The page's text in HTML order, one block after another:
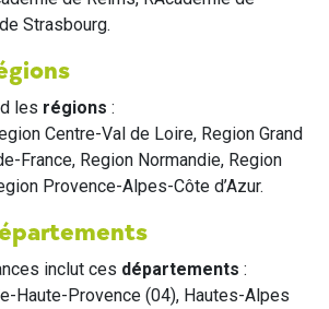
Strasbourg.
les régions :
Centre-Val de Loire, Region Grand
France, Region Normandie, Region
Provence-Alpes-Côte d’Azur.
inclut ces départements :
Haute-Provence (04), Hautes-Alpes